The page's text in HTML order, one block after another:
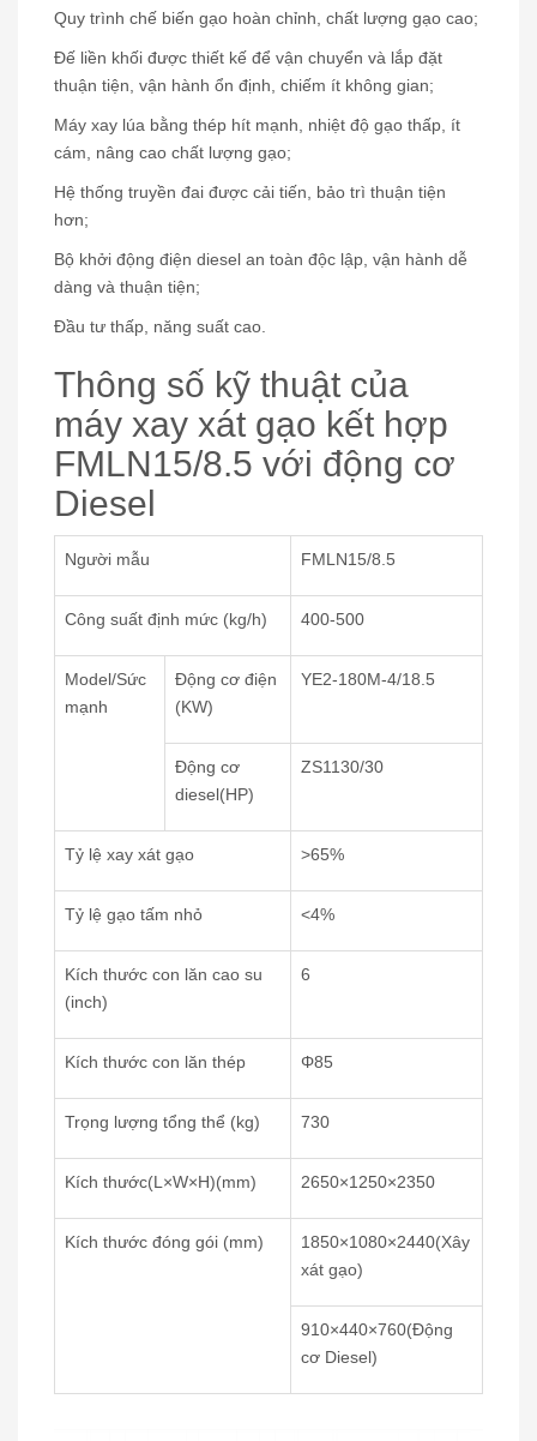
Quy trình chế biến gạo hoàn chỉnh, chất lượng gạo cao;
Đế liền khối được thiết kế để vận chuyển và lắp đặt
thuận tiện, vận hành ổn định, chiếm ít không gian;
Máy xay lúa bằng thép hít mạnh, nhiệt độ gạo thấp, ít
cám, nâng cao chất lượng gạo;
Hệ thống truyền đai được cải tiến, bảo trì thuận tiện
hơn;
Bộ khởi động điện diesel an toàn độc lập, vận hành dễ
dàng và thuận tiện;
Đầu tư thấp, năng suất cao.
Thông số kỹ thuật của
máy xay xát gạo kết hợp
FMLN15/8.5 với động cơ
Diesel
Người mẫu FMLN15/8.5
Công suất định mức (kg/h) 400-500
Model/Sức
mạnh
Động cơ điện
(KW)
YE2-180M-4/18.5
Động cơ
diesel(HP)
ZS1130/30
Tỷ lệ xay xát gạo >65%
Tỷ lệ gạo tấm nhỏ <4%
Kích thước con lăn cao su
(inch)
6
Kích thước con lăn thép Φ85
Trọng lượng tổng thể (kg) 730
Kích thước(L×W×H)(mm) 2650×1250×2350
Kích thước đóng gói (mm)
1850×1080×2440(Xây
xát gạo)
910×440×760(Động
cơ Diesel)